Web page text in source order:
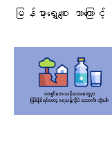
မြန်မာ့ရွှေစျေး ဘာက